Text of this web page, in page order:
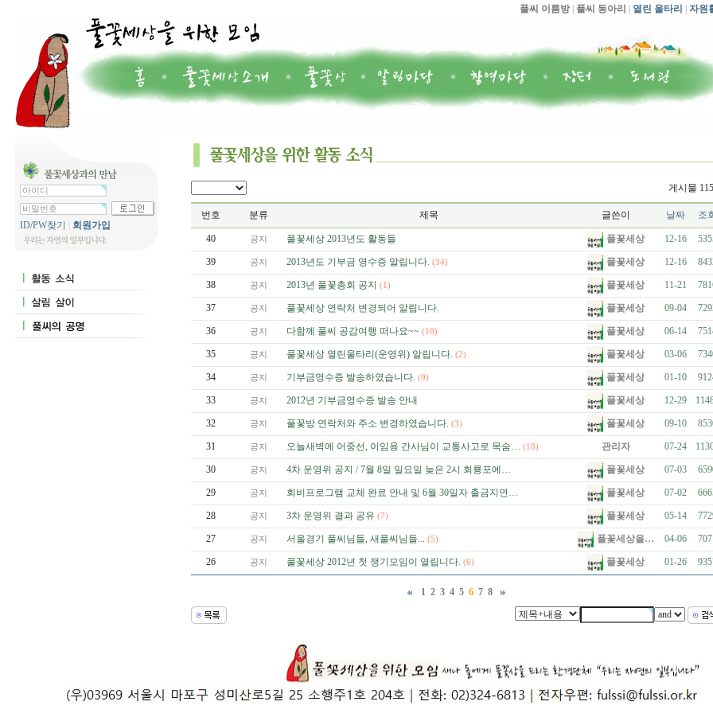
풀씨 이름방 풀씨 동아리 열린 울타리 자원
ID/PW찾기 회원가입
게시물
번호 분류 제목 글쓴이 날짜 조
40 공지 풀꽃세상 2013년도 활동들 풀꽃세상 12-16
39 공지 2013년도 기부금 영수증 알립니다. (34) 풀꽃세상 12-16
38 공지 2013년 풀꽃총회 공지 (1) 풀꽃세상 11-21
37 공지 풀꽃세상 연락처 변경되어 알립니다. 풀꽃세상 09-04
36 공지 다함께 풀씨 공감여행 떠나요~~ (10) 풀꽃세상 06-14
35 공지 풀꽃세상 열린울타리(운영위) 알립니다. (2) 풀꽃세상 03-06
34 공지 기부금영수증 발송하였습니다. (9) 풀꽃세상 01-10
33 공지 2012년 기부금영수증 발송 안내 풀꽃세상 12-29
32 공지 풀꽃방 연락처와 주소 변경하였습니다. (3) 풀꽃세상 09-10
31 공지 오늘새벽에 어중선, 이임용 간사님이 교통사고로 목숨… (18) 관리자 07-24
30 공지 4차 운영위 공지 / 7월 8일 일요일 늦은 2시 회룡포에… 풀꽃세상 07-03
29 공지 회비프로그램 교체 완료 안내 및 6월 30일자 출금지연… 풀꽃세상 07-02
28 공지 3차 운영위 결과 공유 (7) 풀꽃세상 05-14
27 공지 서울경기 풀씨님들, 새풀씨님들... (5) 풀꽃세상을… 04-06
26 공지 풀꽃세상 2012년 첫 쟁기모임이 열립니다. (6) 풀꽃세상 01-26
1 2 3 4 5 6 7 8